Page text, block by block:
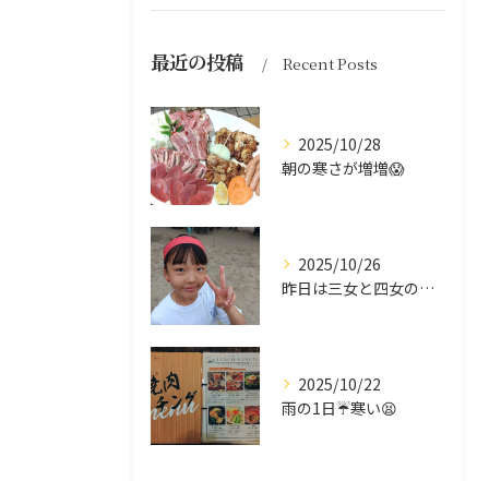
最近の投稿 Recent Posts
2025/10/28
朝の寒さが増増😱
2025/10/26
昨日は三女と四女の運動会🥰
2025/10/22
雨の1日☔寒い😫